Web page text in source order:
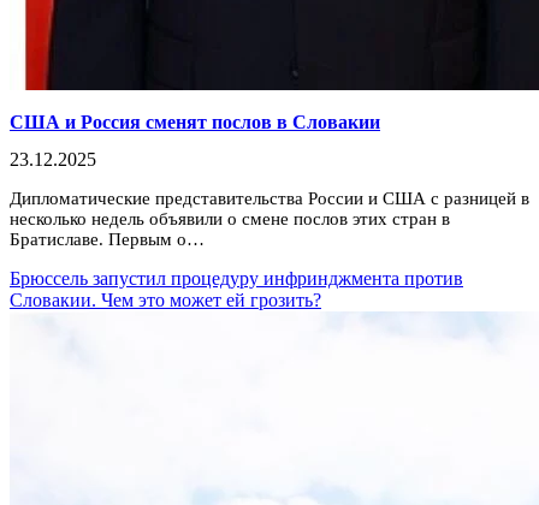
США и Россия сменят послов в Словакии
23.12.2025
Дипломатические представительства России и США с разницей в
несколько недель объявили о смене послов этих стран в
Братиславе. Первым о…
Брюссель запустил процедуру инфринджмента против
Словакии. Чем это может ей грозить?